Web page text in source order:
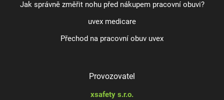
Jak správně změřit nohu před nákupem pracovní obuvi?
uvex medicare
Přechod na pracovní obuv uvex
Provozovatel
xsafety s.r.o.